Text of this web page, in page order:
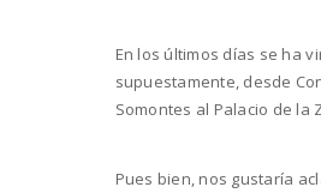
En los últimos días se ha
supuestamente, desde
Somontes al Palacio de la
Pues bien, nos gustaría